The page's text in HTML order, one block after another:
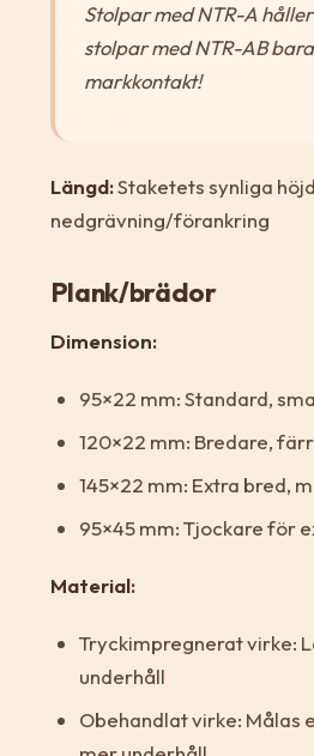
Stolpar med NTR-A
stolpar med NTR-AB
markkontakt!
Längd:Staketets synliga
nedgrävning/förankring
Plank/brädor
Dimension:
95×22 mm: Standard,
120×22 mm: Bredare,
145×22 mm: Extra bred,
95×45 mm: Tjockare för
Material:
Tryckimpregnerat virke:
underhåll
Obehandlat virke: Målas